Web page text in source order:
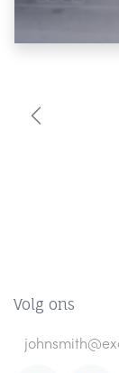
Vorige
Volg ons